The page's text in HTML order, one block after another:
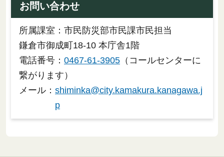
お問い合わせ
所属課室：市民防災部市民課市民担当
鎌倉市御成町18-10 本庁舎1階
電話番号： 0467-61-3905 （コールセンターに
繋がります）
メール： shiminka@city.kamakura.kanagawa.j
p